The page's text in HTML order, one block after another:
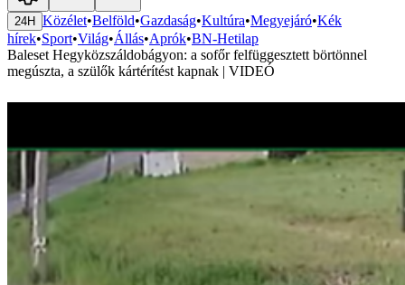
24H Közélet•Belföld•Gazdaság•Kultúra•Megyejáró•Kék
hírek•Sport•Világ•Állás•Aprók•BN-Hetilap
Baleset Hegyközszáldobágyon: a sofőr felfüggesztett börtönnel
megúszta, a szülők kártérítést kapnak | VIDEÓ